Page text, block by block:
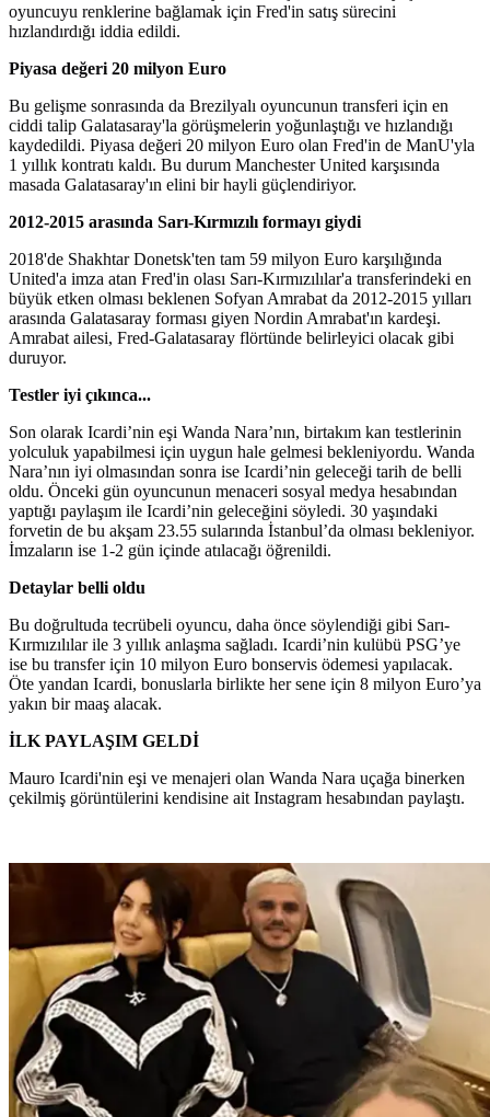
oyuncuyu renklerine bağlamak için Fred'in satış sürecini
hızlandırdığı iddia edildi.
Piyasa değeri 20 milyon Euro
Bu gelişme sonrasında da Brezilyalı oyuncunun transferi için en
ciddi talip Galatasaray'la görüşmelerin yoğunlaştığı ve hızlandığı
kaydedildi. Piyasa değeri 20 milyon Euro olan Fred'in de ManU'yla
1 yıllık kontratı kaldı. Bu durum Manchester United karşısında
masada Galatasaray'ın elini bir hayli güçlendiriyor.
2012-2015 arasında Sarı-Kırmızılı formayı giydi
2018'de Shakhtar Donetsk'ten tam 59 milyon Euro karşılığında
United'a imza atan Fred'in olası Sarı-Kırmızılılar'a transferindeki en
büyük etken olması beklenen Sofyan Amrabat da 2012-2015 yılları
arasında Galatasaray forması giyen Nordin Amrabat'ın kardeşi.
Amrabat ailesi, Fred-Galatasaray flörtünde belirleyici olacak gibi
duruyor.
Testler iyi çıkınca...
Son olarak Icardi’nin eşi Wanda Nara’nın, birtakım kan testlerinin
yolculuk yapabilmesi için uygun hale gelmesi bekleniyordu. Wanda
Nara’nın iyi olmasından sonra ise Icardi’nin geleceği tarih de belli
oldu. Önceki gün oyuncunun menaceri sosyal medya hesabından
yaptığı paylaşım ile Icardi’nin geleceğini söyledi. 30 yaşındaki
forvetin de bu akşam 23.55 sularında İstanbul’da olması bekleniyor.
İmzaların ise 1-2 gün içinde atılacağı öğrenildi.
Detaylar belli oldu
Bu doğrultuda tecrübeli oyuncu, daha önce söylendiği gibi Sarı-
Kırmızılılar ile 3 yıllık anlaşma sağladı. Icardi’nin kulübü PSG’ye
ise bu transfer için 10 milyon Euro bonservis ödemesi yapılacak.
Öte yandan Icardi, bonuslarla birlikte her sene için 8 milyon Euro’ya
yakın bir maaş alacak.
İLK PAYLAŞIM GELDİ
Mauro Icardi'nin eşi ve menajeri olan Wanda Nara uçağa binerken
çekilmiş görüntülerini kendisine ait Instagram hesabından paylaştı.